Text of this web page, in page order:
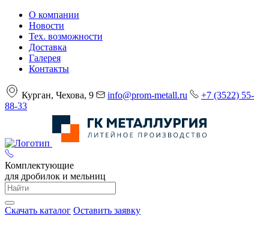
О компании
Новости
Тех. возможности
Доставка
Галерея
Контакты
Курган, Чехова, 9 info@prom-metall.ru
+7 (3522) 55-
88-33
Комплектующие
для дробилок и мельниц
Скачать каталог Оставить заявку